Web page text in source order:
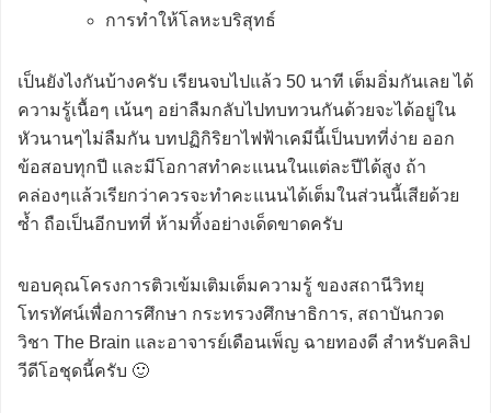
การทำให้โลหะบริสุทธ์
เป็นยังไงกันบ้างครับ เรียนจบไปแล้ว 50 นาที เต็มอิ่มกันเลย ได้
ความรู้เนื้อๆ เน้นๆ อย่าลืมกลับไปทบทวนกันด้วยจะได้อยู่ใน
หัวนานๆไม่ลืมกัน บทปฏิกิริยาไฟฟ้าเคมีนี้เป็นบทที่ง่าย ออก
ข้อสอบทุกปี และมีโอกาสทำคะแนนในแต่ละปีได้สูง ถ้า
คล่องๆแล้วเรียกว่าควรจะทำคะแนนได้เต็มในส่วนนี้เสียด้วย
ซ้ำ ถือเป็นอีกบทที่ ห้ามทิ้งอย่างเด็ดขาดครับ
ขอบคุณโครงการติวเข้มเติมเต็มความรู้ ของสถานีวิทยุ
โทรทัศน์เพื่อการศึกษา กระทรวงศึกษาธิการ, สถาบันกวด
วิชา The Brain และอาจารย์เดือนเพ็ญ ฉายทองดี สำหรับคลิป
วีดีโอชุดนี้ครับ 🙂